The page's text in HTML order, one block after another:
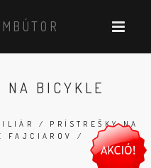
NA BICYKLE
/ PRÍSTREŠKY NA
FAJCIAROV
/